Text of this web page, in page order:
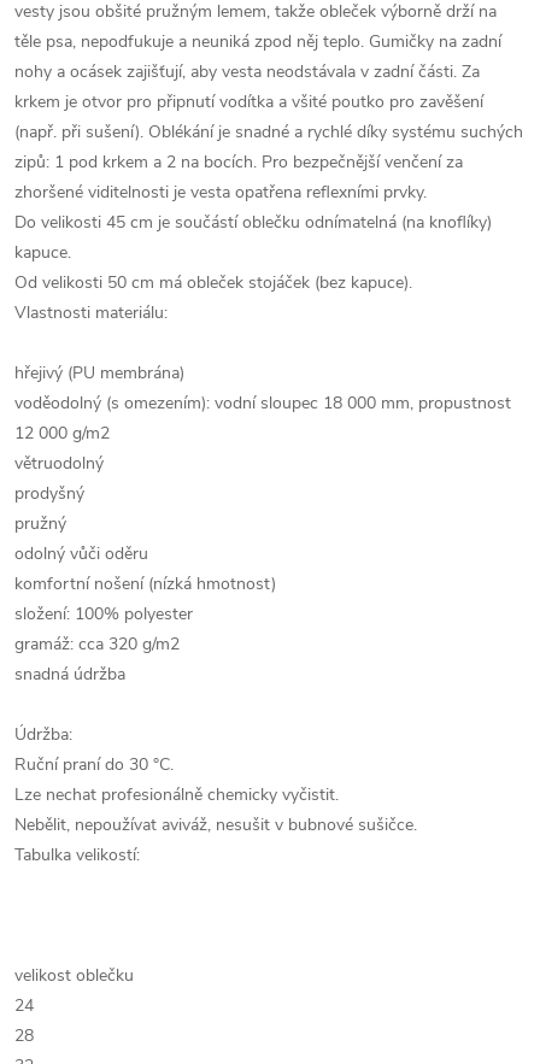
vesty jsou obšité pružným lemem, takže obleček výborně drží na
těle psa, nepodfukuje a neuniká zpod něj teplo. Gumičky na zadní
nohy a ocásek zajišťují, aby vesta neodstávala v zadní části. Za
krkem je otvor pro připnutí vodítka a všité poutko pro zavěšení
(např. při sušení). Oblékání je snadné a rychlé díky systému suchých
zipů: 1 pod krkem a 2 na bocích. Pro bezpečnější venčení za
zhoršené viditelnosti je vesta opatřena reflexními prvky.
Do velikosti 45 cm je součástí oblečku odnímatelná (na knoflíky)
kapuce.
Od velikosti 50 cm má obleček stojáček (bez kapuce).
Vlastnosti materiálu:
hřejivý (PU membrána)
voděodolný (s omezením): vodní sloupec 18 000 mm, propustnost
12 000 g/m2
větruodolný
prodyšný
pružný
odolný vůči oděru
komfortní nošení (nízká hmotnost)
složení: 100% polyester
gramáž: cca 320 g/m2
snadná údržba
Údržba:
Ruční praní do 30 °C.
Lze nechat profesionálně chemicky vyčistit.
Nebělit, nepoužívat aviváž, nesušit v bubnové sušičce.
Tabulka velikostí:
velikost oblečku
24
28